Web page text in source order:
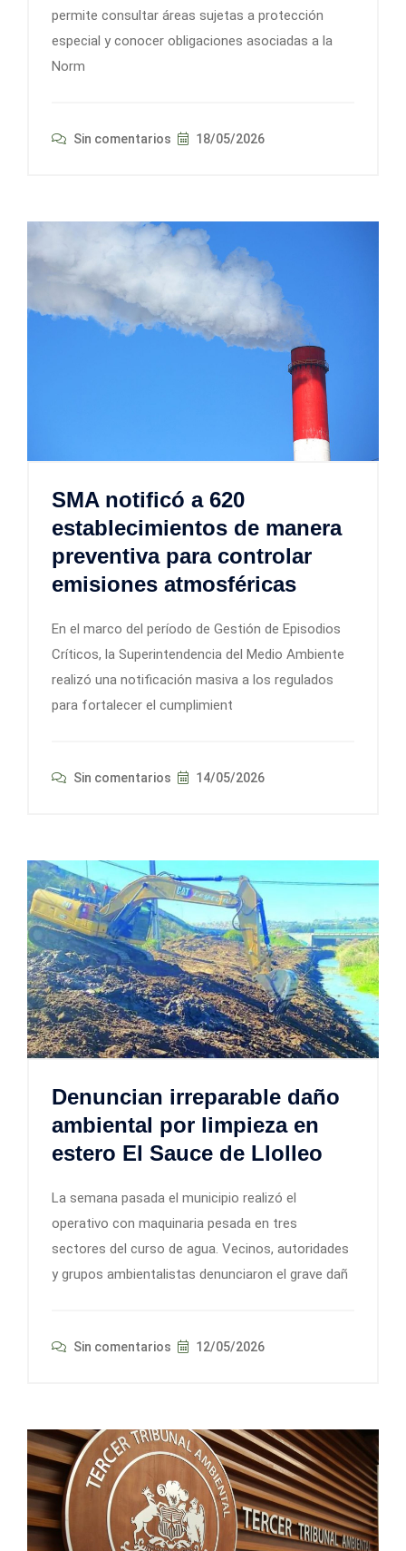
permite consultar áreas sujetas a protección
especial y conocer obligaciones asociadas a la
Norm
Sin comentarios 18/05/2026
SMA notificó a 620
establecimientos de manera
preventiva para controlar
emisiones atmosféricas
En el marco del período de Gestión de Episodios
Críticos, la Superintendencia del Medio Ambiente
realizó una notificación masiva a los regulados
para fortalecer el cumplimient
Sin comentarios 14/05/2026
Denuncian irreparable daño
ambiental por limpieza en
estero El Sauce de Llolleo
La semana pasada el municipio realizó el
operativo con maquinaria pesada en tres
sectores del curso de agua. Vecinos, autoridades
y grupos ambientalistas denunciaron el grave dañ
Sin comentarios 12/05/2026